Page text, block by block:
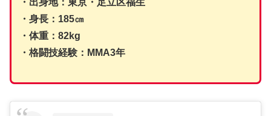
・出身地：東京・足立区福生
・身長：185㎝
・体重：82kg
・格闘技経験：MMA3年